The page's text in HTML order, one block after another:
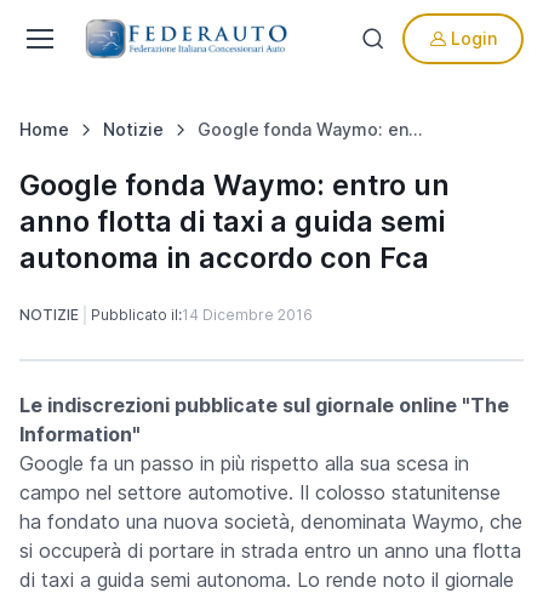
Login
Home Notizie Google fonda Waymo: entro un anno flotta di taxi a guida semi autonoma in accordo con Fca
Google fonda Waymo: entro un
anno flotta di taxi a guida semi
autonoma in accordo con Fca
NOTIZIE Pubblicato il:14 Dicembre 2016
Le indiscrezioni pubblicate sul giornale online "The
Information"
Google fa un passo in più rispetto alla sua scesa in
campo nel settore automotive. Il colosso statunitense
ha fondato una nuova società, denominata Waymo, che
si occuperà di portare in strada entro un anno una flotta
di taxi a guida semi autonoma. Lo rende noto il giornale